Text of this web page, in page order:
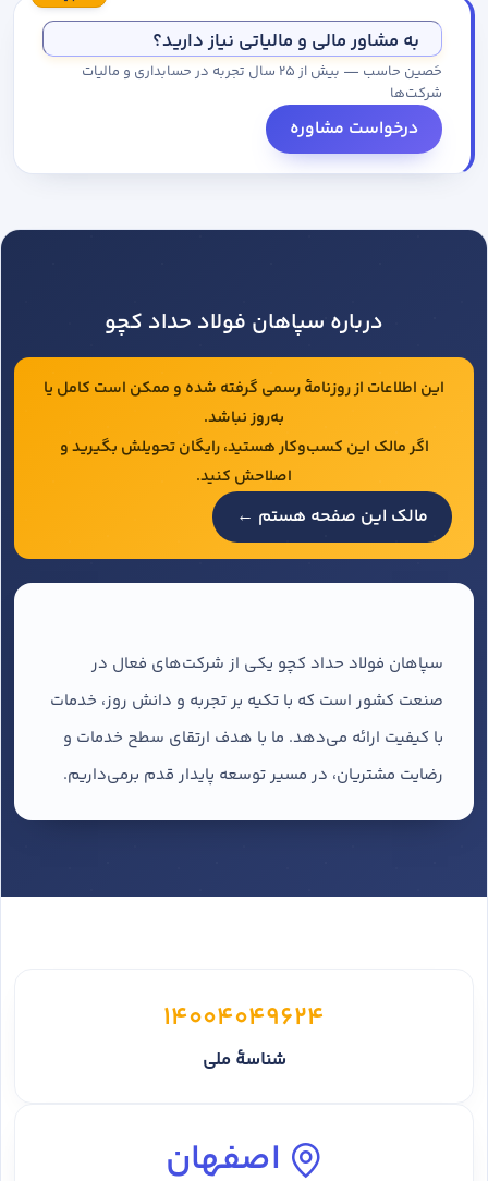
به مشاور مالی و مالیاتی نیاز دارید؟
حَصین حاسب — بیش از ۲۵ سال تجربه در حسابداری و مالیات
شرکت‌ها
درخواست مشاوره
درباره سپاهان فولاد حداد کچو
این اطلاعات از روزنامهٔ رسمی گرفته شده و ممکن است کامل یا
به‌روز نباشد.
اگر مالک این کسب‌وکار هستید، رایگان تحویلش بگیرید و
اصلاحش کنید.
مالک این صفحه هستم ←
سپاهان فولاد حداد کچو یکی از شرکت‌های فعال در
صنعت کشور است که با تکیه بر تجربه و دانش روز، خدمات
با کیفیت ارائه می‌دهد. ما با هدف ارتقای سطح خدمات و
رضایت مشتریان، در مسیر توسعه پایدار قدم برمی‌داریم.
14004049624
شناسهٔ ملی
اصفهان